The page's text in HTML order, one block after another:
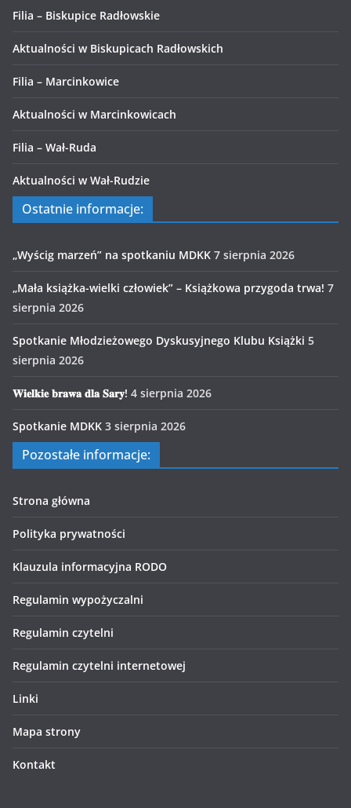
Filia – Biskupice Radłowskie
Aktualności w Biskupicach Radłowskich
Filia – Marcinkowice
Aktualności w Marcinkowicach
Filia – Wał-Ruda
Aktualności w Wał-Rudzie
Ostatnie informacje:
„Wyścig marzeń” na spotkaniu MDKK 7 sierpnia 2026
„Mała książka-wielki człowiek” – Książkowa przygoda trwa! 7
sierpnia 2026
Spotkanie Młodzieżowego Dyskusyjnego Klubu Książki 5
sierpnia 2026
𝐖𝐢𝐞𝐥𝐤𝐢𝐞 𝐛𝐫𝐚𝐰𝐚 𝐝𝐥𝐚 𝐒𝐚𝐫𝐲! 4 sierpnia 2026
Spotkanie MDKK 3 sierpnia 2026
Pozostałe informacje:
Strona główna
Polityka prywatności
Klauzula informacyjna RODO
Regulamin wypożyczalni
Regulamin czytelni
Regulamin czytelni internetowej
Linki
Mapa strony
Kontakt